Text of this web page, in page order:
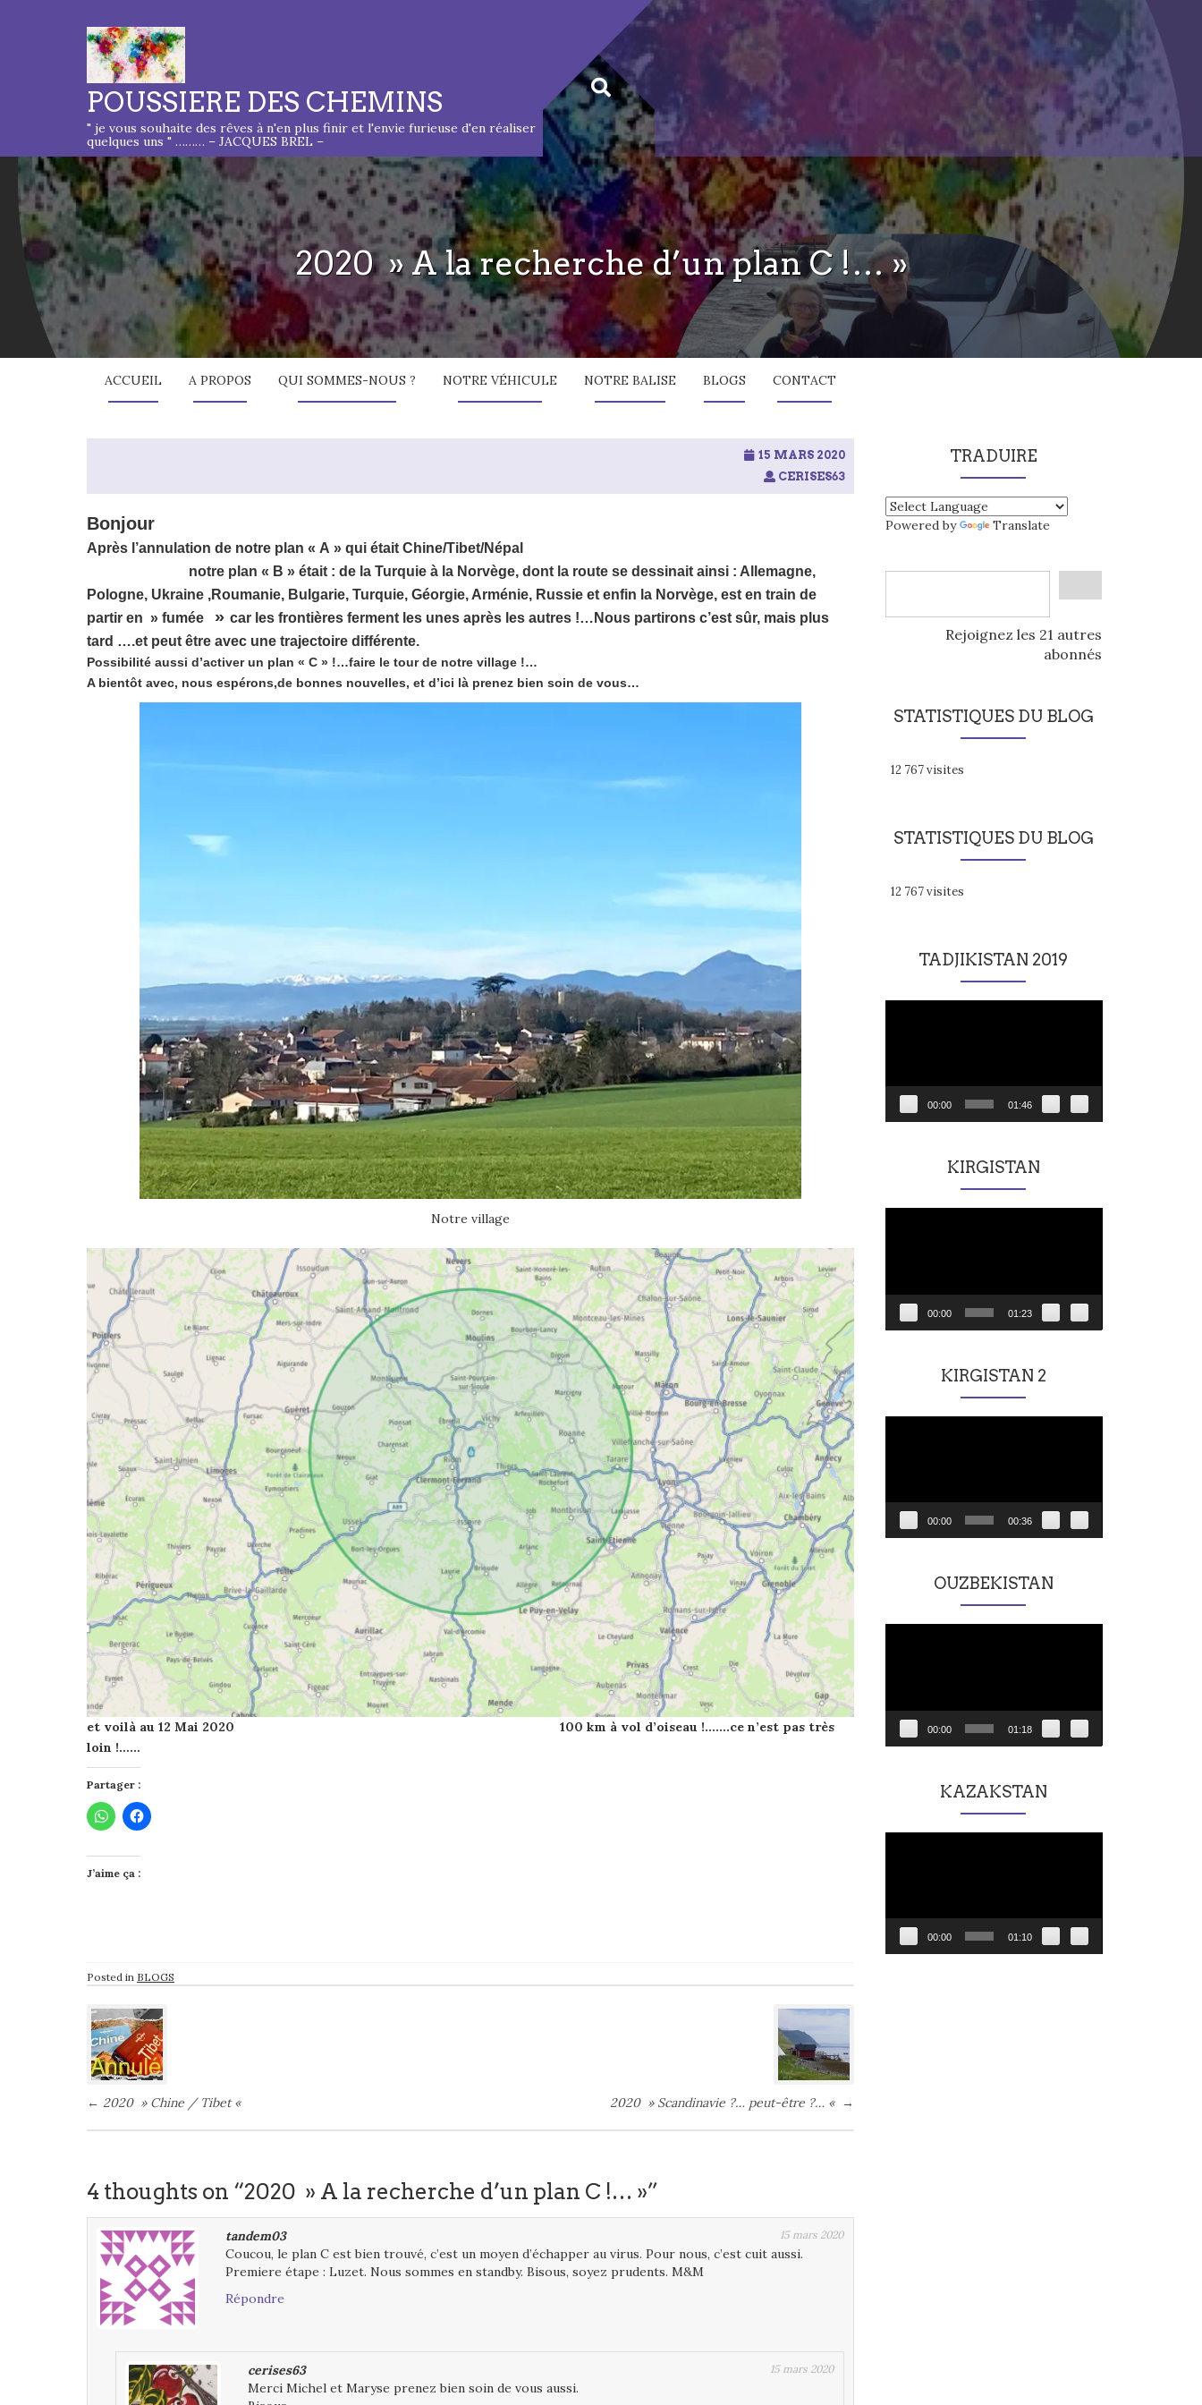
POUSSIERE DES CHEMINS
" je vous souhaite des rêves à n'en plus finir et l'envie furieuse d'en réaliser
quelques uns " ……… – JACQUES BREL –
2020 » A la recherche d’un plan C !… »
ACCUEIL A PROPOS QUI SOMMES-NOUS ? NOTRE VÉHICULE NOTRE BALISE BLOGS CONTACT
15 MARS 2020
CERISES63
Bonjour
Après l’annulation de notre plan « A » qui était Chine/Tibet/Népal
notre plan « B » était : de la Turquie à la Norvège, dont la route se dessinait ainsi : Allemagne,
Pologne, Ukraine ,Roumanie, Bulgarie, Turquie, Géorgie, Arménie, Russie et enfin la Norvège, est en train de
partir en » fumée
» car les frontières ferment les unes après les autres !…Nous partirons c’est sûr, mais plus
tard ….et peut être avec une trajectoire différente.
Possibilité aussi d’activer un plan « C » !…faire le tour de notre village !…
A bientôt avec, nous espérons,de bonnes nouvelles, et d’ici là prenez bien soin de vous…
Notre village
et voilà au 12 Mai 2020 100 km à vol d’oiseau !…….ce n’est pas très
loin !……
Partager :
J’aime ça :
Posted in BLOGS
navigation
← 2020 » Chine / Tibet « 2020 » Scandinavie ?… peut-être ?… « →
4 thoughts on “2020 » A la recherche d’un plan C !… »”
tandem03 15 mars 2020
Coucou, le plan C est bien trouvé, c’est un moyen d’échapper au virus. Pour nous, c’est cuit aussi.
Premiere étape : Luzet. Nous sommes en standby. Bisous, soyez prudents. M&M
Répondre
cerises63 15 mars 2020
Merci Michel et Maryse prenez bien soin de vous aussi.
TRADUIRE
Powered by Translate
Rejoignez les 21 autres
abonnés
STATISTIQUES DU BLOG
12 767 visites
STATISTIQUES DU BLOG
12 767 visites
TADJIKISTAN 2019
00:00 01:46
KIRGISTAN
00:00 01:23
KIRGISTAN 2
00:00 00:36
OUZBEKISTAN
00:00 01:18
KAZAKSTAN
00:00 01:10